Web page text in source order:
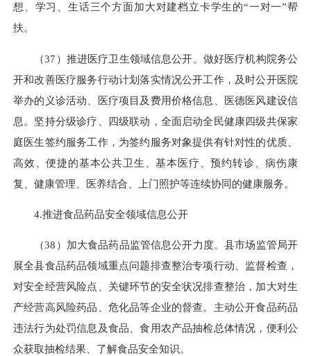
想、学习、生话三个方面加大对建档立卡学生的“一对一”帮
扶。
（37）推进医疗卫生领域信息公开。做好医疗机构院务公
开和改善医疗服务行动计划落实情况公开工作，及时公开医院
举办的义诊活动、医疗项目及费用价格信息、医德医风建设信
息。坚持分级诊疗、四级联动，全面启动全民健康四级共保家
庭医生签约服务工作，为签约服务对象提供有针对性的优质、
高效、便捷的基本公共卫生、基本医疗、预约转诊、病伤康
复、健康管理、医养结合、上门照护等连续协同的健康服务。
4.推进食品药品安全领域信息公开
（38）加大食品药品监管信息公开力度。县市场监管局开
展全县食品药品领域重点问题排查整治专项行动、监督检查，
对安全经营风险点、关键环节的安全状况排查整治，加大对生
产经营高风险药品、危化品等企业的督查。主动公开食品药品
违法行为处罚信息及食品、食用农产品抽检总体情况，便利公
众获取抽检结果、了解食品安全知识。